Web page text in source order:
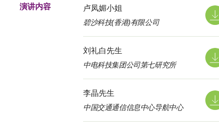
演讲内容
卢凤媚小姐
碧沙科技(香港)有限公司
刘礼白先生
中电科技集团公司第七研究所
李晶先生
中国交通通信信息中心导航中心